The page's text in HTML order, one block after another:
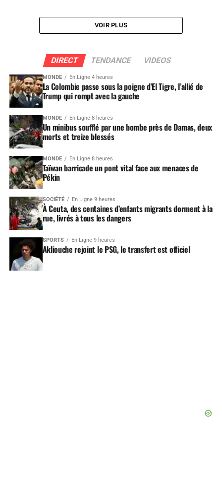
VOIR PLUS
DIRECT TENDANCE VIDEOS
MONDE En Ligne 4 heures
La Colombie passe sous la poigne d’El Tigre, l’allié de
Trump qui rompt avec la gauche
MONDE En Ligne 8 heures
Un minibus soufflé par une bombe près de Damas, deux
morts et treize blessés
MONDE En Ligne 8 heures
Taïwan barricade un pont vital face aux menaces de
Pékin
SOCIÉTÉ En Ligne 9 heures
À Ceuta, des centaines d’enfants migrants dorment à la
rue, livrés à tous les dangers
SPORTS En Ligne 9 heures
Akliouche rejoint le PSG, le transfert est officiel